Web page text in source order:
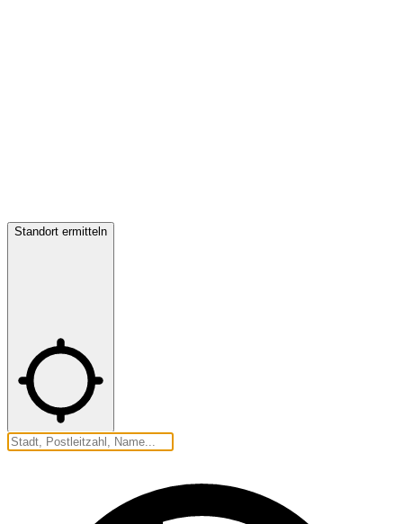
Standort ermitteln